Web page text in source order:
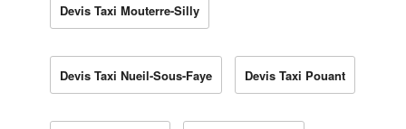
Devis Taxi Mouterre-Silly
Devis Taxi Nueil-Sous-Faye Devis Taxi Pouant